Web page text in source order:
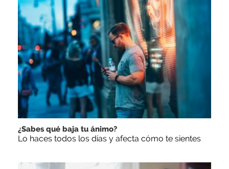
¿Sabes qué baja tu ánimo?
Lo haces todos los días y afecta cómo te sientes